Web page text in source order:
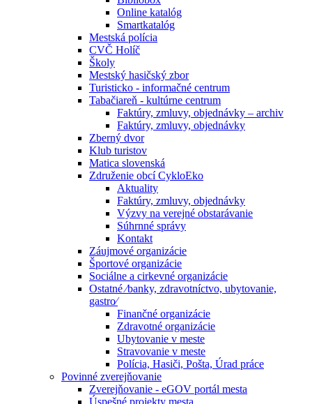
Online katalóg
Smartkatalóg
Mestská polícia
CVČ Holíč
Školy
Mestský hasičský zbor
Turisticko - informačné centrum
Tabačiareň - kultúrne centrum
Faktúry, zmluvy, objednávky – archiv
Faktúry, zmluvy, objednávky
Zberný dvor
Klub turistov
Matica slovenská
Združenie obcí CykloEko
Aktuality
Faktúry, zmluvy, objednávky
Výzvy na verejné obstarávanie
Súhrnné správy
Kontakt
Záujmové organizácie
Športové organizácie
Sociálne a cirkevné organizácie
Ostatné ⁄banky, zdravotníctvo, ubytovanie,
gastro⁄
Finančné organizácie
Zdravotné organizácie
Ubytovanie v meste
Stravovanie v meste
Polícia, Hasiči, Pošta, Úrad práce
Povinné zverejňovanie
Zverejňovanie - eGOV portál mesta
Úspešné projekty mesta